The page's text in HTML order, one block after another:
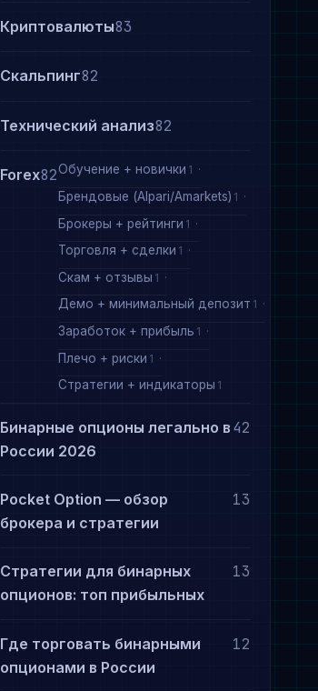
Криптовалюты83
Скальпинг82
Технический анализ82
Forex82Обучение + новички 1
Брендовые (Alpari/Amarkets) 1
Брокеры + рейтинги 1
Торговля + сделки 1
Скам + отзывы 1
Демо + минимальный депозит 1
Заработок + прибыль 1
Плечо + риски 1
Стратегии + индикаторы 1
Бинарные опционы легально в
России 2026
42
Pocket Option — обзор
брокера и стратегии
13
Стратегии для бинарных
опционов: топ прибыльных
13
Где торговать бинарными
опционами в России
12